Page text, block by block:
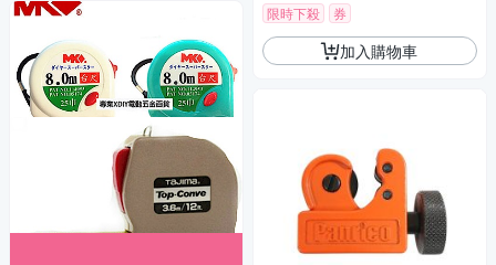
限時下殺
券
加入購物車